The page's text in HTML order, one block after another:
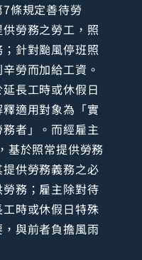
條規定善待勞
勞務之勞工，照
針對颱風停班照
勞而加給工資。
長工時或休假日
適用對象為「實
者」。而經雇主
基於照常提供勞務
供勞務義務之必
務；雇主除對待
時或休假日特殊
與前者負擔風雨